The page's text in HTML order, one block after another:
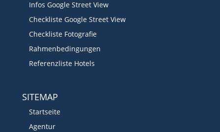
Infos Google Street View
Checkliste Google Street View
Checkliste Fotografie
Rahmenbedingungen
Referenzliste Hotels
SITEMAP
Startseite
Agentur